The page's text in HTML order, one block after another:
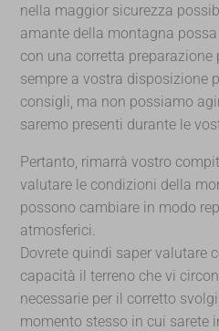
nella maggior sicurezza
amante della montagna possa
con una corretta
sempre a vostra disposizione
consigli, ma non possiamo
saremo presenti durante le
Pertanto, rimarrà vostro
valutare le condizioni della
possono cambiare in modo
atmosferici.
Dovrete quindi saper valutare
capacità il terreno che vi
necessarie per il corretto
momento stesso in cui sarete